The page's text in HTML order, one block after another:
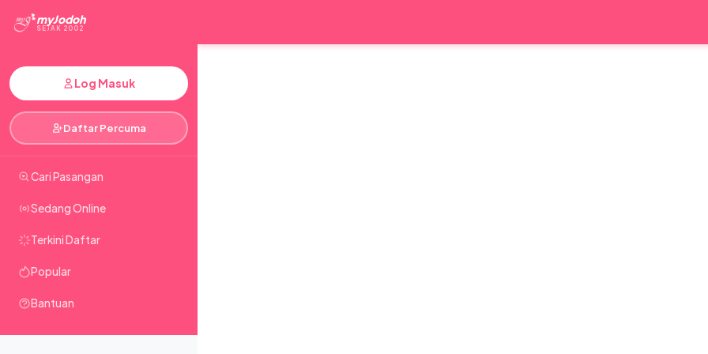
myJodoh
SEJAK 2002
Log Masuk
Daftar Percuma
Cari Pasangan
Sedang Online
Terkini Daftar
Popular
Bantuan